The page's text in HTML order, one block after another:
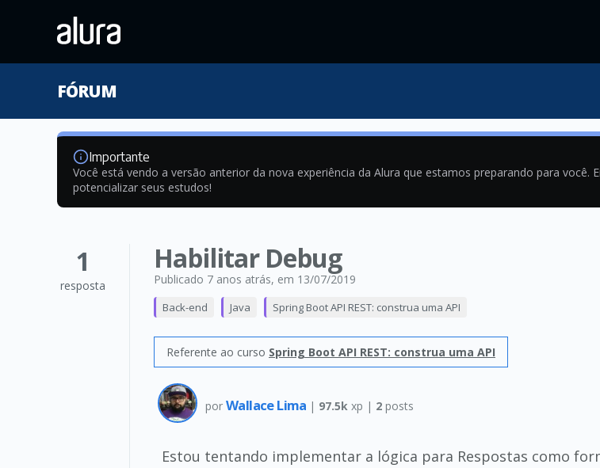
FÓRUM
Importante
Você está vendo a versão anterior da nova experiência da Alura que estamos preparando para
potencializar seus estudos!
1
resposta
Habilitar Debug
Publicado 7 anos atrás, em 13/07/2019
Back-end Java Spring Boot API REST: construa uma API
Referente ao curso Spring Boot API REST: construa uma API
por Wallace Lima | 97.5k xp | 2 posts
Estou tentando implementar a lógica para Respostas como